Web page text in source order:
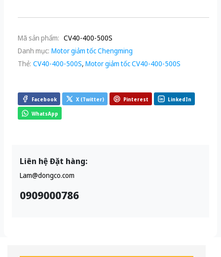
Mã sản phẩm: CV40-400-500S
Danh mục: Motor giảm tốc Chengming
Thẻ: CV40-400-500S, Motor giảm tốc CV40-400-500S
Facebook X (Twitter) Pinterest LinkedIn
WhatsApp
Liên hệ Đặt hàng:
Lam@dongco.com
0909000786